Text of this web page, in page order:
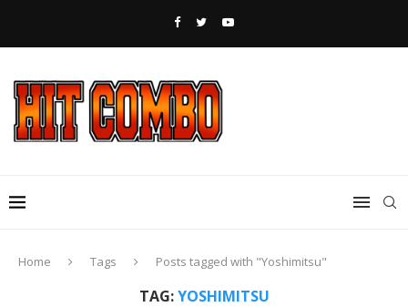
Home Tags Posts tagged with "Yoshimitsu"
TAG:YOSHIMITSU